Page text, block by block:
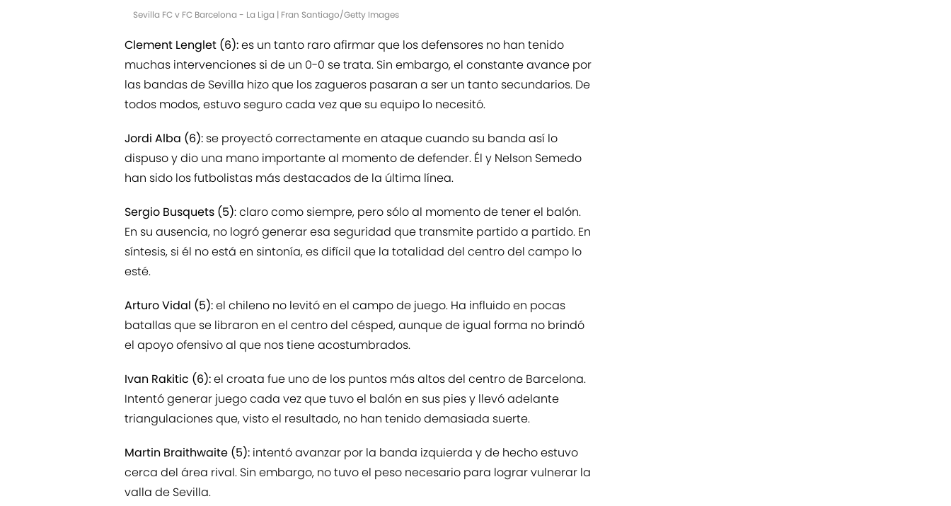
Sevilla FC v FC Barcelona - La Liga | Fran Santiago/Getty Images
Clement Lenglet (6):es un tanto raro afirmar que los defensores no han tenido
muchas intervenciones si de un 0-0 se trata. Sin embargo, el constante avance por
las bandas de Sevilla hizo que los zagueros pasaran a ser un tanto secundarios. De
todos modos, estuvo seguro cada vez que su equipo lo necesitó.
Jordi Alba (6): se proyectó correctamente en ataque cuando su banda así lo
dispuso y dio una mano importante al momento de defender. Él y Nelson Semedo
han sido los futbolistas más destacados de la última línea.
Sergio Busquets (5): claro como siempre, pero sólo al momento de tener el balón.
En su ausencia, no logró generar esa seguridad que transmite partido a partido. En
síntesis, si él no está en sintonía, es difícil que la totalidad del centro del campo lo
esté.
Arturo Vidal (5):el chileno no levitó en el campo de juego. Ha influido en pocas
batallas que se libraron en el centro del césped, aunque de igual forma no brindó
el apoyo ofensivo al que nos tiene acostumbrados.
Ivan Rakitic (6):el croata fue uno de los puntos más altos del centro de Barcelona.
Intentó generar juego cada vez que tuvo el balón en sus pies y llevó adelante
triangulaciones que, visto el resultado, no han tenido demasiada suerte.
Martin Braithwaite (5): intentó avanzar por la banda izquierda y de hecho estuvo
cerca del área rival. Sin embargo, no tuvo el peso necesario para lograr vulnerar la
valla de Sevilla.